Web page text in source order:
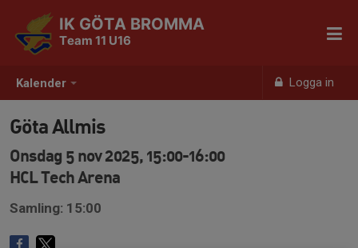
Kalender Logga in
IK GÖTA BROMMA
Team 11 U16
Göta Allmis
Onsdag 5 nov 2025, 15:00-16:00
HCL Tech Arena
Samling: 15:00